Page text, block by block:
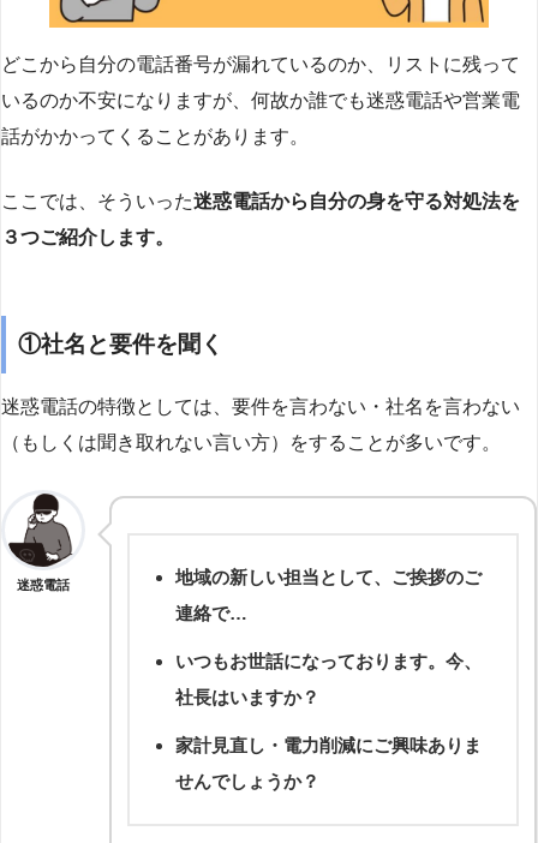
どこから自分の電話番号が漏れているのか、リストに残って
いるのか不安になりますが、何故か誰でも迷惑電話や営業電
話がかかってくることがあります。
ここでは、そういった迷惑電話から自分の身を守る対処法を
３つご紹介します。
①社名と要件を聞く
迷惑電話の特徴としては、要件を言わない・社名を言わない
（もしくは聞き取れない言い方）をすることが多いです。
迷惑電話
地域の新しい担当として、ご挨拶のご
連絡で…
いつもお世話になっております。今、
社長はいますか？
家計見直し・電力削減にご興味ありま
せんでしょうか？